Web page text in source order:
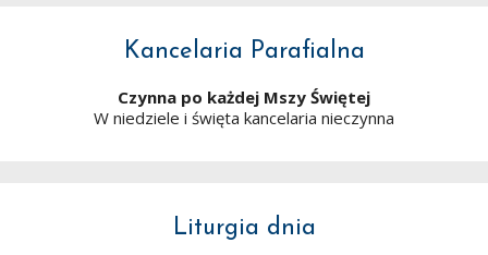
Kancelaria Parafialna
Czynna po każdej Mszy Świętej
W niedziele i święta kancelaria nieczynna
Liturgia dnia